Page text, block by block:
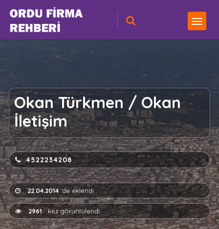
Okan Türkmen / Okan
İletişim
4522234208
22.04.2014'de eklendi
2961kez görüntülendi